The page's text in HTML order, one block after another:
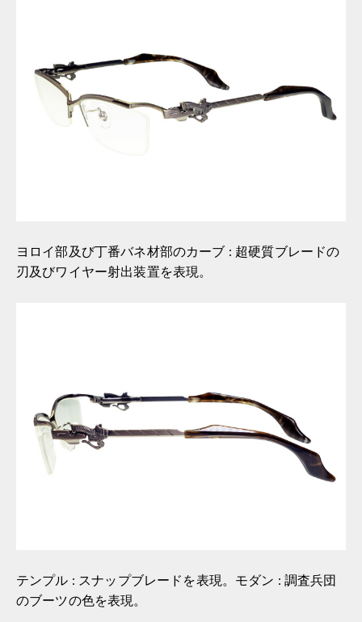
ヨロイ部及び丁番バネ材部のカーブ : 超硬質ブレードの
刃及びワイヤー射出装置を表現。
テンプル : スナップブレードを表現。モダン : 調査兵団
のブーツの色を表現。